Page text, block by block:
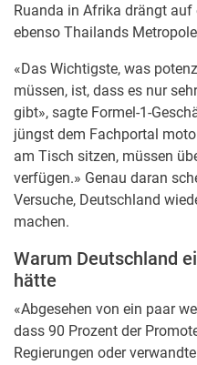
Ruanda in Afrika drängt auf
ebenso Thailands
«Das Wichtigste, was
müssen, ist, dass es nur
gibt», sagte Formel-1-
jüngst dem Fachportal
am Tisch sitzen, müssen
verfügen.» Genau daran
Versuche, Deutschland
machen.
Warum Deutschland
hätte
«Abgesehen von ein paar
dass 90 Prozent der
Regierungen oder